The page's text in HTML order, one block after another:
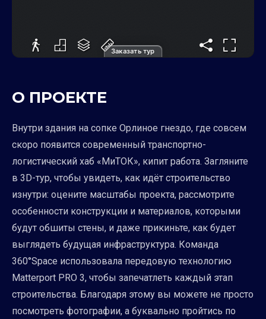
Заказать тур
О ПРОЕКТЕ
Внутри здания на сопке Орлиное гнездо, где совсем
скоро появится современный транспортно-
логистический хаб «МиТОК», кипит работа. Загляните
в 3D-тур, чтобы увидеть, как идёт строительство
изнутри: оцените масштабы проекта, рассмотрите
особенности конструкции и материалов, которыми
будут обшиты стены, и даже прикиньте, как будет
выглядеть будущая инфраструктура. Команда
360°Space использовала передовую технологию
Matterport PRO 3, чтобы запечатлеть каждый этап
строительства. Благодаря этому вы можете не просто
посмотреть фотографии, а буквально пройтись по